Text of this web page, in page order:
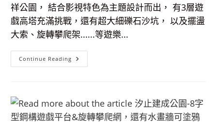
祥公園， 結合影視特色為主題設計而出， 有3層遊
戲高塔充滿挑戰，還有超大細礫石沙坑， 以及擺盪
大索、旋轉攀爬架......等遊樂...
Continue Reading 【林
口
林
口
吉
祥